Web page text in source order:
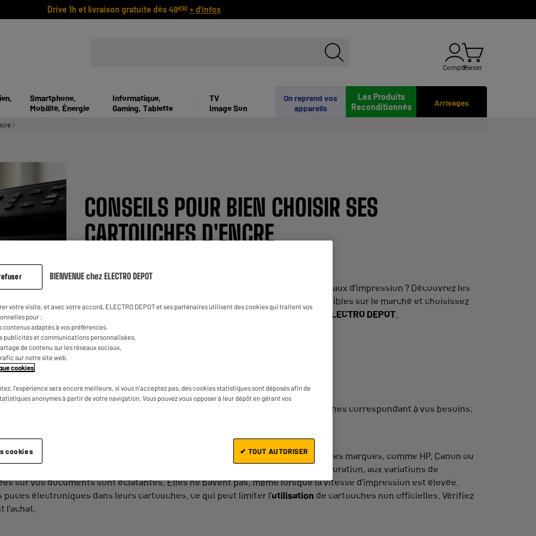
Drive 1h et livraison gratuite dès 49€90 + d'infos
ComptePanier
Arrivages
Les Produits
Reconditionnés
On reprend vos
appareils
Smartphone,
Mobilité, Énergie
Informatique,
Gaming, Tablette
TV
Image Son
CONSEILS POUR BIEN CHOISIR SES
CARTOUCHES D'ENCRE
Vous cherchez les cartouches idéales pour réaliser vos travaux d’impression ? Découvrez les
caractéristiques des différents types de cartouches disponibles sur le marché et choisissez
en fonction de vos besoins. Guide complet et rapide à lire
ELECTRO DEPOT.
?
ou reconditionnée, que choisir ? Découvrez comment des cartouches correspondant à vos besoins.
de votre imprimante. Ces cartouches sont vendues par de nombreuses marques, comme HP, Canon ou
Ces cartouches d’
sont en effet conçues pour résister à la décoloration, aux variations de
sur vos documents sont éclatantes. Elles ne bavent pas, même lorsque la vitesse d’impression est élevée.
électroniques dans leurs cartouches, ce qui peut limiter l’utilisation de cartouches non officielles. Vérifiez
BIENVENUE chez ELECTRO DEPOT
votre visite, et avec votre accord, ELECTRO DEPOT et ses partenaires utilisent des cookies qui traitent vos
pour :
contenus adaptés à vos préférences,
publicités et communications personnalisées,
de contenu sur les réseaux sociaux,
sur notre site web.
cookies
l'expérience sera encore meilleure, si vous n'acceptez pas, des cookies statistiques sont déposés afin de
anonymes à partir de votre navigation. Vous pouvez vous opposer à leur dépôt en gérant vos
cookies ✔ TOUT AUTORISER